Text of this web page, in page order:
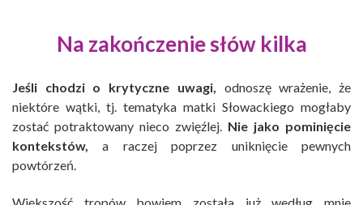
Na zakończenie słów kilka
Jeśli chodzi o krytyczne uwagi, odnoszę wrażenie, że
niektóre wątki, tj. tematyka matki Słowackiego mogłaby
zostać potraktowany nieco zwięźlej. Nie jako pominięcie
kontekstów, a raczej poprzez uniknięcie pewnych
powtórzeń.